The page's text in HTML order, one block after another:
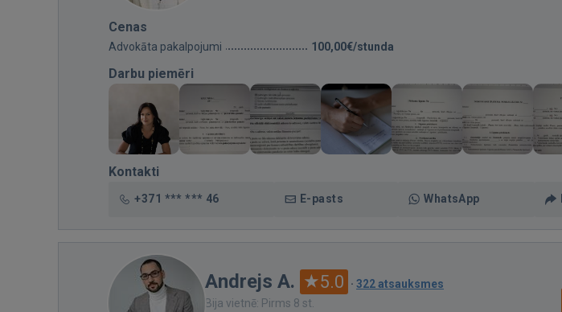
Cenas
Advokāta pakalpojumi 100,00€/stunda
Darbu piemēri
Kontakti
+371 *** *** 46 E-pasts WhatsApp
Andrejs A. 5.0 · 322 atsauksmes
Bija vietnē: Pirms 8 st.